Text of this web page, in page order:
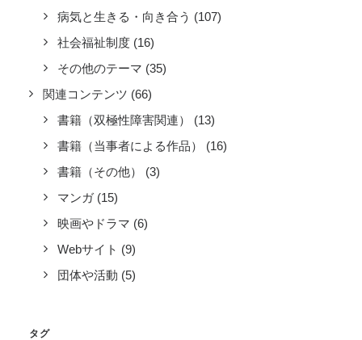
病気と生きる・向き合う (107)
社会福祉制度 (16)
その他のテーマ (35)
関連コンテンツ (66)
書籍（双極性障害関連）
(13)
書籍（当事者による作品）
(16)
書籍（その他）
(3)
マンガ (15)
映画やドラマ (6)
Webサイト (9)
団体や活動 (5)
タグ